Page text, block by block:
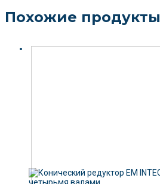
Похожие продукты